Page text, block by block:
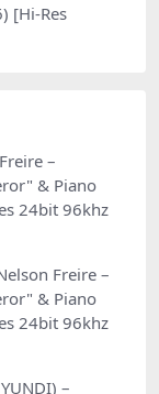
[Hi-Res
–
& Piano
24bit 96khz
Freire –
& Piano
24bit 96khz
–